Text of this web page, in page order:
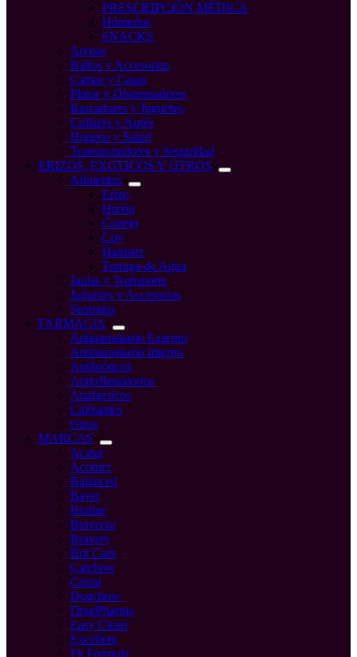
PRESCRIPCIÓN MÉDICA
Húmedos
SNACKS
Arenas
Baños y Accesorios
Camas y Casas
Platos y Dispensadores
Rascadores y Juguetes
Collares y Arnés
Higiene y Salud
Transportadores y Seguridad
ERIZOS, EXOTICOS Y OTROS
Alimentos
Erizo
Hurón
Conejo
Cuy
Hamster
Tortuga de Agua
Jaulas y Transporte
Juguetes y Accesorios
Sustratos
FARMACIA
Antiparasitario Externo
Antiparasitario Interno
Antibióticos
Antinflamatorios
Analgésicos
Calmantes
Otros
MARCAS
Acana
Acomer
Balanced
Bayer
Bioline
Bravecto
Bravery
Brit Care
Catchow
Cremi
Dogchow
DragPharma
Easy Clean
Excellent
Fit Formula